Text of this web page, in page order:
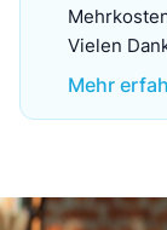
Vielen
Mehr